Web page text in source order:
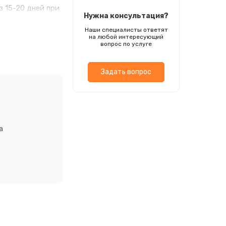
15-20 дней при
Нужна консультация?
Наши специалисты ответят
на любой интересующий
вопрос по услуге
Задать вопрос